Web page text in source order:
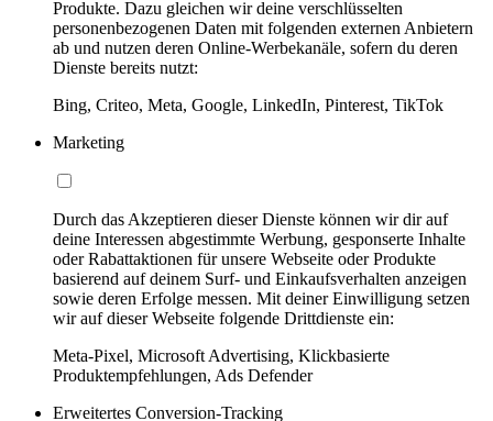
Produkte. Dazu gleichen wir deine verschlüsselten
personenbezogenen Daten mit folgenden externen Anbietern
ab und nutzen deren Online-Werbekanäle, sofern du deren
Dienste bereits nutzt:
Bing, Criteo, Meta, Google, LinkedIn, Pinterest, TikTok
Marketing
Durch das Akzeptieren dieser Dienste können wir dir auf
deine Interessen abgestimmte Werbung, gesponserte Inhalte
oder Rabattaktionen für unsere Webseite oder Produkte
basierend auf deinem Surf- und Einkaufsverhalten anzeigen
sowie deren Erfolge messen. Mit deiner Einwilligung setzen
wir auf dieser Webseite folgende Drittdienste ein:
Meta-Pixel, Microsoft Advertising, Klickbasierte
Produktempfehlungen, Ads Defender
Erweitertes Conversion-Tracking